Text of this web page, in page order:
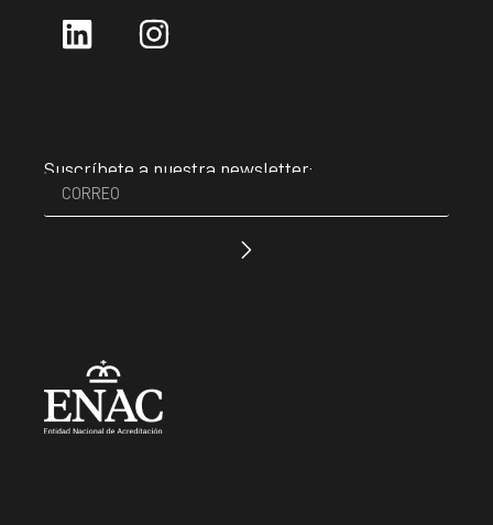
Suscríbete a nuestra newsletter: